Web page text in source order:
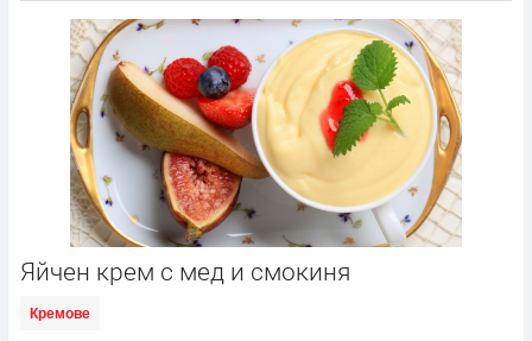
Яйчен крем с мед и смокиня
Кремове